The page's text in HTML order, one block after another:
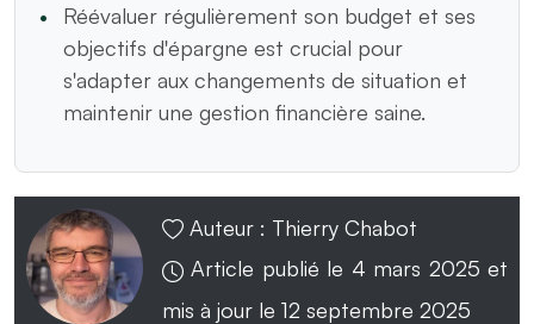
Réévaluer régulièrement son budget et ses
objectifs d'épargne est crucial pour
s'adapter aux changements de situation et
maintenir une gestion financière saine.
Auteur : Thierry Chabot
Article publié le 4 mars 2025 et
mis à jour le 12 septembre 2025